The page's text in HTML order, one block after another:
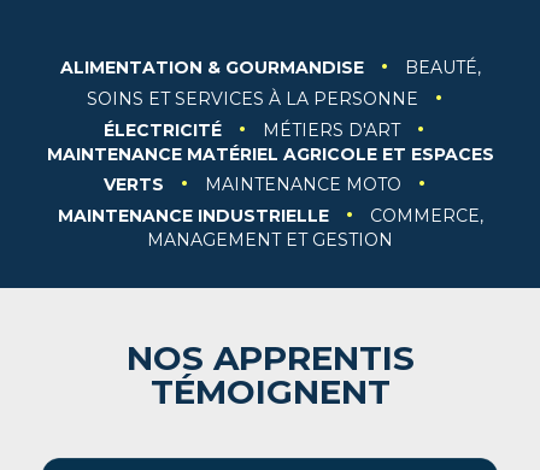
ALIMENTATION & GOURMANDISE ·
BEAUTÉ,
SOINS ET SERVICES À LA PERSONNE
·
ÉLECTRICITÉ · MÉTIERS D'ART ·
MAINTENANCE MATÉRIEL AGRICOLE ET ESPACES
VERTS
· MAINTENANCE MOTO ·
MAINTENANCE INDUSTRIELLE ·
COMMERCE,
MANAGEMENT ET GESTION
NOS APPRENTIS
TÉMOIGNENT